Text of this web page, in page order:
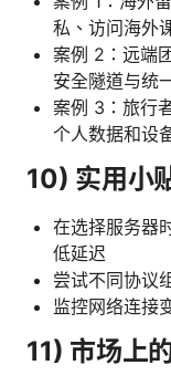
私、访问海外
案例 2：远端
安全隧道与统
案例 3：旅行
个人数据和设
10) 实用小
在选择服务器
低延迟
尝试不同协议
监控网络连接
11) 市场上